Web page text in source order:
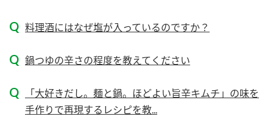
商品情報
商品カテゴリ
酢
新商品一覧
料理酒にはなぜ塩が入っているのですか？
鍋つゆの辛さの程度を教えてください
「大好きだし。麺と鍋。ほどよい旨辛キムチ」の味を
手作りで再現するレシピを教...